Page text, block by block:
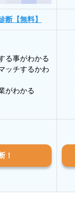
断【無料】
る事がわかる
ッチするかわ
がわかる
！